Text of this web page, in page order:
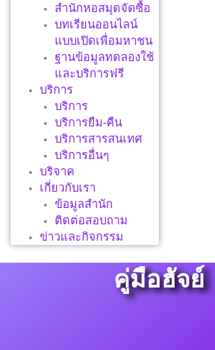
สำนักหอสมุดจัดซื้อ
บทเรียนออนไลน์
แบบเปิดเพื่อมหาชน
ฐานข้อมูลทดลองใช้
และบริการฟรี
บริการ
บริการ
บริการยืม-คืน
บริการสารสนเทศ
บริการอื่นๆ
บริจาค
เกี่ยวกับเรา
ข้อมูลสำนัก
ติดต่อสอบถาม
ข่าวและกิจกรรม
คู่มือฮัจย์